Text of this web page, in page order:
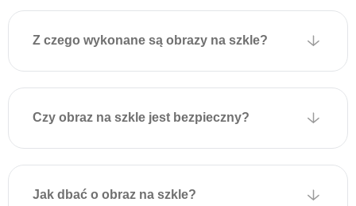
otworami montażowymi
umożliwiającymi
Płytki są przyklejone do
obrazu za pomocą
specjalnej taśmy
wytrzymuje duże obciążenia
i zapewnia solidne
mocowanie.
Z czego wykonane są obrazy na szkle?
Czy obraz na szkle jest bezpieczny?
Jak dbać o obraz na szkle?